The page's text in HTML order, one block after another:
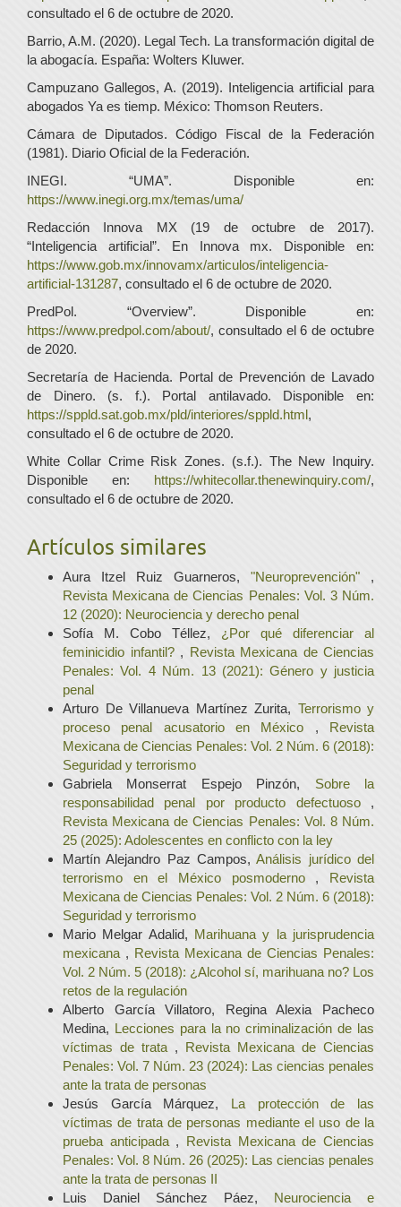
consultado el 6 de octubre de 2020.
Barrio, A.M. (2020). Legal Tech. La transformación digital de
la abogacía. España: Wolters Kluwer.
Campuzano Gallegos, A. (2019). Inteligencia artificial para
abogados Ya es tiemp. México: Thomson Reuters.
Cámara de Diputados. Código Fiscal de la Federación
(1981). Diario Oficial de la Federación.
INEGI. “UMA”. Disponible en:
https://www.inegi.org.mx/temas/uma/
Redacción Innova MX (19 de octubre de 2017).
“Inteligencia artificial”. En Innova mx. Disponible en:
https://www.gob.mx/innovamx/articulos/inteligencia-
artificial-131287, consultado el 6 de octubre de 2020.
PredPol. “Overview”. Disponible en:
https://www.predpol.com/about/, consultado el 6 de octubre
de 2020.
Secretaría de Hacienda. Portal de Prevención de Lavado
de Dinero. (s. f.). Portal antilavado. Disponible en:
https://sppld.sat.gob.mx/pld/interiores/sppld.html,
consultado el 6 de octubre de 2020.
White Collar Crime Risk Zones. (s.f.). The New Inquiry.
Disponible en: https://whitecollar.thenewinquiry.com/,
consultado el 6 de octubre de 2020.
Artículos similares
Aura Itzel Ruiz Guarneros, "Neuroprevención" ,
Revista Mexicana de Ciencias Penales: Vol. 3 Núm.
12 (2020): Neurociencia y derecho penal
Sofía M. Cobo Téllez, ¿Por qué diferenciar al
feminicidio infantil? , Revista Mexicana de Ciencias
Penales: Vol. 4 Núm. 13 (2021): Género y justicia
penal
Arturo De Villanueva Martínez Zurita, Terrorismo y
proceso penal acusatorio en México , Revista
Mexicana de Ciencias Penales: Vol. 2 Núm. 6 (2018):
Seguridad y terrorismo
Gabriela Monserrat Espejo Pinzón, Sobre la
responsabilidad penal por producto defectuoso ,
Revista Mexicana de Ciencias Penales: Vol. 8 Núm.
25 (2025): Adolescentes en conflicto con la ley
Martín Alejandro Paz Campos,Análisis jurídico del
terrorismo en el México posmoderno , Revista
Mexicana de Ciencias Penales: Vol. 2 Núm. 6 (2018):
Seguridad y terrorismo
Mario Melgar Adalid, Marihuana y la jurisprudencia
mexicana , Revista Mexicana de Ciencias Penales:
Vol. 2 Núm. 5 (2018): ¿Alcohol sí, marihuana no? Los
retos de la regulación
Alberto García Villatoro, Regina Alexia Pacheco
Medina, Lecciones para la no criminalización de las
víctimas de trata , Revista Mexicana de Ciencias
Penales: Vol. 7 Núm. 23 (2024): Las ciencias penales
ante la trata de personas
Jesús García Márquez, La protección de las
víctimas de trata de personas mediante el uso de la
prueba anticipada , Revista Mexicana de Ciencias
Penales: Vol. 8 Núm. 26 (2025): Las ciencias penales
ante la trata de personas II
Luis Daniel Sánchez Páez, Neurociencia e